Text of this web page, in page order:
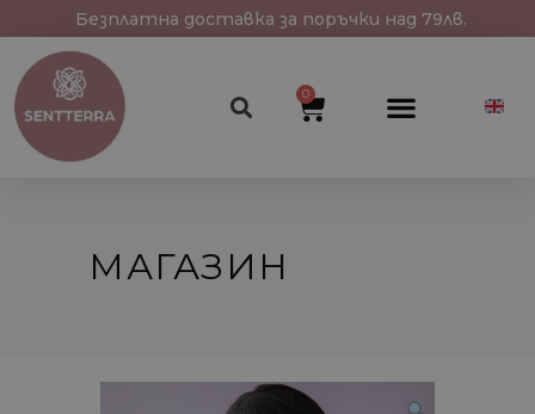
Безплатна доставка за поръчки над 79лв.
0
МАГАЗИН